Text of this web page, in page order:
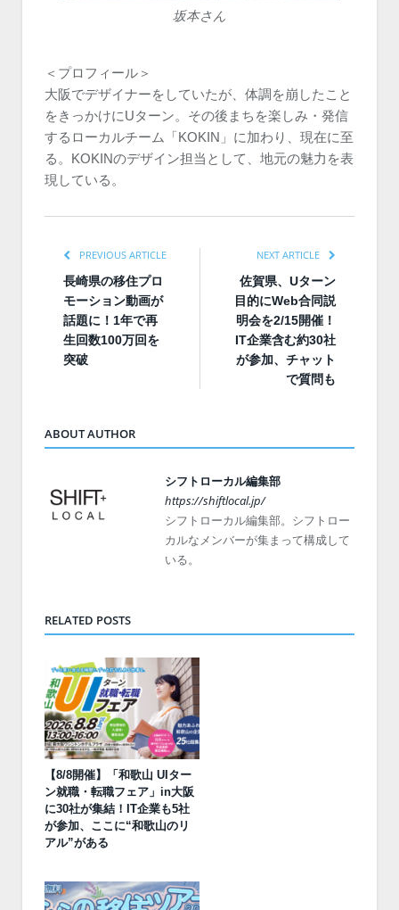
坂本さん
＜プロフィール＞
大阪でデザイナーをしていたが、体調を崩したこと
をきっかけにUターン。その後まちを楽しみ・発信
するローカルチーム「KOKIN」に加わり、現在に至
る。KOKINのデザイン担当として、地元の魅力を表
現している。
PREVIOUS ARTICLE
長崎県の移住プロ
モーション動画が
話題に！1年で再
生回数100万回を
突破
NEXT ARTICLE
佐賀県、Uターン
目的にWeb合同説
明会を2/15開催！
IT企業含む約30社
が参加、チャット
で質問も
ABOUT AUTHOR
シフトローカル編集部
https://shiftlocal.jp/
シフトローカル編集部。シフトロー
カルなメンバーが集まって構成して
いる。
RELATED POSTS
【8/8開催】「和歌山 UIター
ン就職・転職フェア」in大阪
に30社が集結！IT企業も5社
が参加、ここに“和歌山のリ
アル”がある